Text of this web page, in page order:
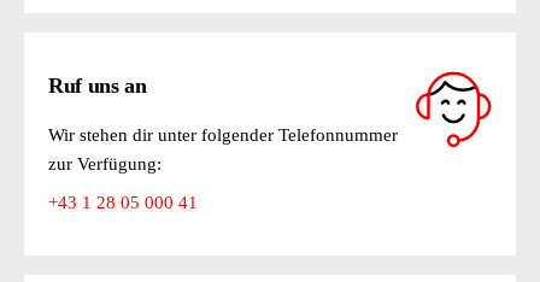
Ruf uns an
Wir stehen dir unter folgender Telefonnummer
zur Verfügung:
+43 1 28 05 000 41